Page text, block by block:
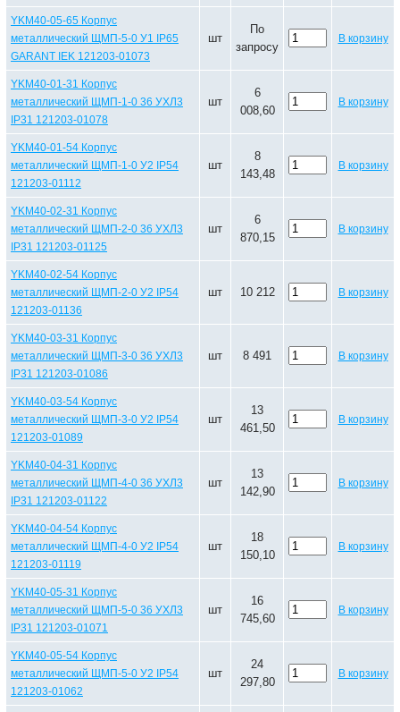
YKM40-05-65 Корпус
металлический ЩМП-5-0 У1 IP65
GARANT IEK 121203-01073
шт
По
запросу
В корзину
YKM40-01-31 Корпус
металлический ЩМП-1-0 36 УХЛ3
IP31 121203-01078
шт
6
008,60
В корзину
YKM40-01-54 Корпус
металлический ЩМП-1-0 У2 IP54
121203-01112
шт
8
143,48
В корзину
YKM40-02-31 Корпус
металлический ЩМП-2-0 36 УХЛ3
IP31 121203-01125
шт
6
870,15
В корзину
YKM40-02-54 Корпус
металлический ЩМП-2-0 У2 IP54
121203-01136
шт 10 212 В корзину
YKM40-03-31 Корпус
металлический ЩМП-3-0 36 УХЛ3
IP31 121203-01086
шт 8 491 В корзину
YKM40-03-54 Корпус
металлический ЩМП-3-0 У2 IP54
121203-01089
шт
13
461,50
В корзину
YKM40-04-31 Корпус
металлический ЩМП-4-0 36 УХЛ3
IP31 121203-01122
шт
13
142,90
В корзину
YKM40-04-54 Корпус
металлический ЩМП-4-0 У2 IP54
121203-01119
шт
18
150,10
В корзину
YKM40-05-31 Корпус
металлический ЩМП-5-0 36 УХЛ3
IP31 121203-01071
шт
16
745,60
В корзину
YKM40-05-54 Корпус
металлический ЩМП-5-0 У2 IP54
121203-01062
шт
24
297,80
В корзину